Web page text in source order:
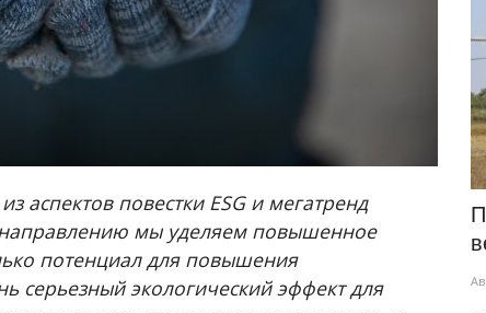
аспектов повестки ESG и мегатренд
мы уделяем повышенное
потенциал для повышения
серьезный экологический эффект для
Павлодарские автобусы временно
изменят маршрут
Авг 7, 2026 0 396